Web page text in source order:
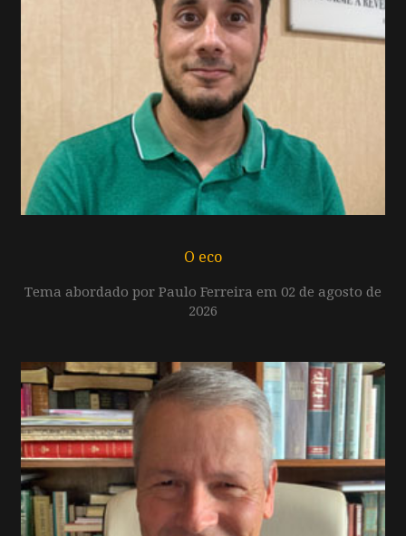
O eco
Tema abordado por Paulo Ferreira em 02 de agosto de
2026